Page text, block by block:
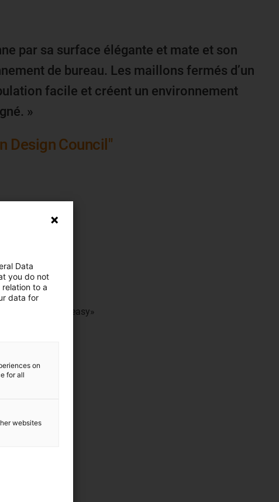
par sa surface élégante et mate et son
de bureau. Les maillons fermés d’un
facile et créent un environnement
»
Design Council"
ou vis
un design «easy»
ou rigide
Data
you do not
to a
data for
on
for all
websites